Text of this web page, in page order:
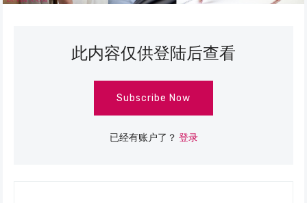
此内容仅供登陆后查看
Subscribe Now
已经有账户了？ 登录